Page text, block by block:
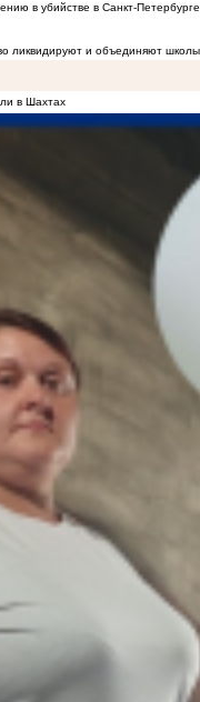
в убийстве в Санкт-Петербурге
ликвидируют и объединяют
в Шахтах